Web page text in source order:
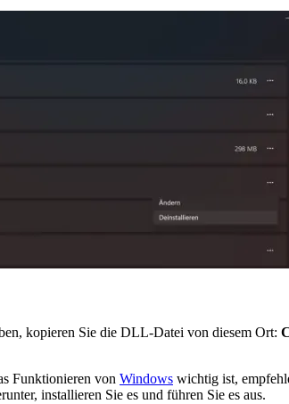
kopieren Sie die DLL-Datei von diesem Ort:
Funktionieren von Windows wichtig ist,
installieren Sie es und führen Sie es aus.